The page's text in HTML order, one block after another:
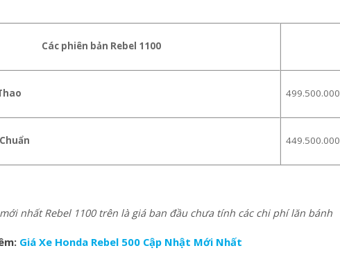
Các phiên bản Rebel 1100
499.500.000
449.500.000
nhất Rebel 1100 trên là giá ban đầu chưa tính các chi phí lăn bánh
Giá Xe Honda Rebel 500 Cập Nhật Mới Nhất